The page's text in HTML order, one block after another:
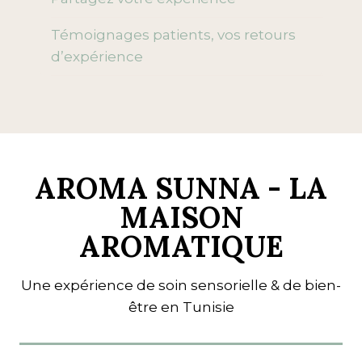
Témoignages patients, vos retours
d’expérience
AROMA SUNNA - LA
MAISON
AROMATIQUE
Une expérience de soin sensorielle & de bien-
être en Tunisie